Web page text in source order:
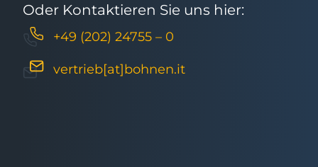
Oder Kontaktieren Sie uns hier:
+49 (202) 24755 – 0
vertrieb[at]bohnen.it